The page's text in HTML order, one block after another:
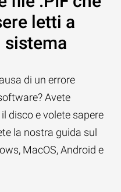
letti a
sistema
di un errore
Avete
disco e volete sapere
la nostra guida sul
MacOS, Android e